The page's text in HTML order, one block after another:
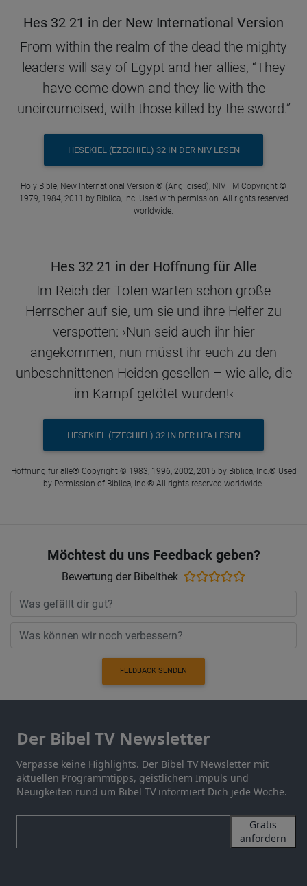
Hes 32 21 in der New International Version
From within the realm of the dead the mighty
leaders will say of Egypt and her allies, “They
have come down and they lie with the
uncircumcised, with those killed by the sword.”
HESEKIEL (EZECHIEL) 32 IN DER NIV LESEN
Holy Bible, New International Version ® (Anglicised), NIV TM Copyright ©
1979, 1984, 2011 by Biblica, Inc. Used with permission. All rights reserved
worldwide.
Hes 32 21 in der Hoffnung für Alle
Im Reich der Toten warten schon große
Herrscher auf sie, um sie und ihre Helfer zu
verspotten: ›Nun seid auch ihr hier
angekommen, nun müsst ihr euch zu den
unbeschnittenen Heiden gesellen – wie alle, die
im Kampf getötet wurden!‹
HESEKIEL (EZECHIEL) 32 IN DER HFA LESEN
Hoffnung für alle® Copyright © 1983, 1996, 2002, 2015 by Biblica, Inc.® Used
by Permission of Biblica, Inc.® All rights reserved worldwide.
Möchtest du uns Feedback geben?
Bewertung der Bibelthek
FEEDBACK SENDEN
Der Bibel TV Newsletter
Verpasse keine Highlights. Der Bibel TV Newsletter mit
aktuellen Programmtipps, geistlichem Impuls und
Neuigkeiten rund um Bibel TV informiert Dich jede Woche.
Gratis
anfordern